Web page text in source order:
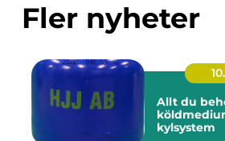
Fler nyheter
Allt du
kylsystem